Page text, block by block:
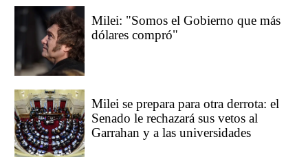
Milei: "Somos el Gobierno que más
dólares compró"
Milei se prepara para otra derrota: el
Senado le rechazará sus vetos al
Garrahan y a las universidades